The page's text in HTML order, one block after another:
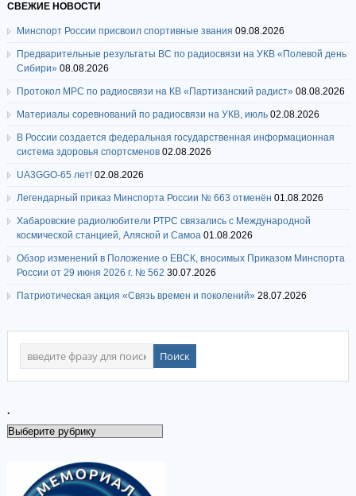
СВЕЖИЕ НОВОСТИ
Минспорт России присвоил спортивные звания 09.08.2026
Предварительные результаты ВС по радиосвязи на УКВ «Полевой день
Сибири» 08.08.2026
Протокол МРС по радиосвязи на КВ «Партизанский радист» 08.08.2026
Материалы соревнований по радиосвязи на УКВ, июль 02.08.2026
В России создается федеральная государственная информационная
система здоровья спортсменов 02.08.2026
UA3GGO-65 лет! 02.08.2026
Легендарный приказ Минспорта России № 663 отменён 01.08.2026
Хабаровские радиолюбители РТРС связались с Международной
космической станцией, Аляской и Самоа 01.08.2026
Обзор изменений в Положение о ЕВСК, вносимых Приказом Минспорта
России от 29 июня 2026 г. № 562 30.07.2026
Патриотическая акция «Связь времен и поколений» 28.07.2026
.